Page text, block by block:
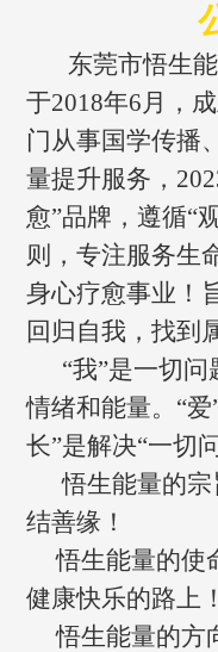
东莞市悟生能
于2018年6月，
门从事国学传播
量提升服务，
愈”品牌，遵循“
则，专注服务生
身心疗愈事业！
回归自我，找到
“我”是一切问
情绪和能量。“
长”是解决“一切
悟生能量的宗
结善缘！
悟生能量的使
健康快乐的路上！
悟生能量的方